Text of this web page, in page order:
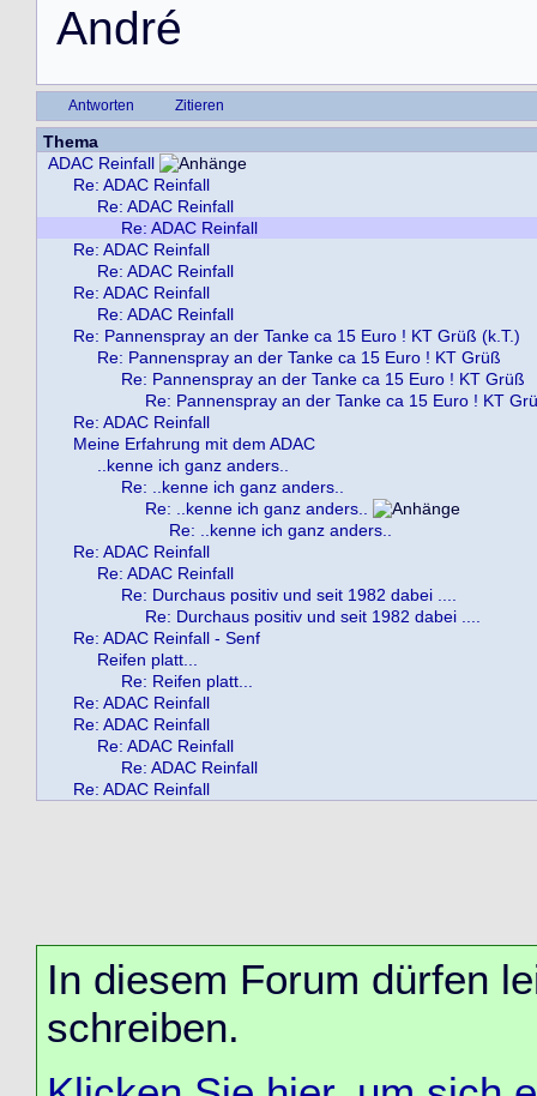
André
Antworten Zitieren
Thema
ADAC Reinfall
Re: ADAC Reinfall
Re: ADAC Reinfall
Re: ADAC Reinfall
Re: ADAC Reinfall
Re: ADAC Reinfall
Re: ADAC Reinfall
Re: ADAC Reinfall
Re: Pannenspray an der Tanke ca 15 Euro ! KT Grüß (k.T.)
Re: Pannenspray an der Tanke ca 15 Euro ! KT Grüß
Re: Pannenspray an der Tanke ca 15 Euro ! KT Grüß
Re: Pannenspray an der Tanke ca 15 Euro ! KT
Re: ADAC Reinfall
Meine Erfahrung mit dem ADAC
..kenne ich ganz anders..
Re: ..kenne ich ganz anders..
Re: ..kenne ich ganz anders..
Re: ..kenne ich ganz anders..
Re: ADAC Reinfall
Re: ADAC Reinfall
Re: Durchaus positiv und seit 1982 dabei ....
Re: Durchaus positiv und seit 1982 dabei ....
Re: ADAC Reinfall - Senf
Reifen platt...
Re: Reifen platt...
Re: ADAC Reinfall
Re: ADAC Reinfall
Re: ADAC Reinfall
Re: ADAC Reinfall
Re: ADAC Reinfall
In diesem Forum dürfen
schreiben.